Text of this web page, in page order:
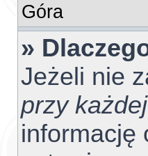
Góra
»
Jeżeli nie
przy
informację